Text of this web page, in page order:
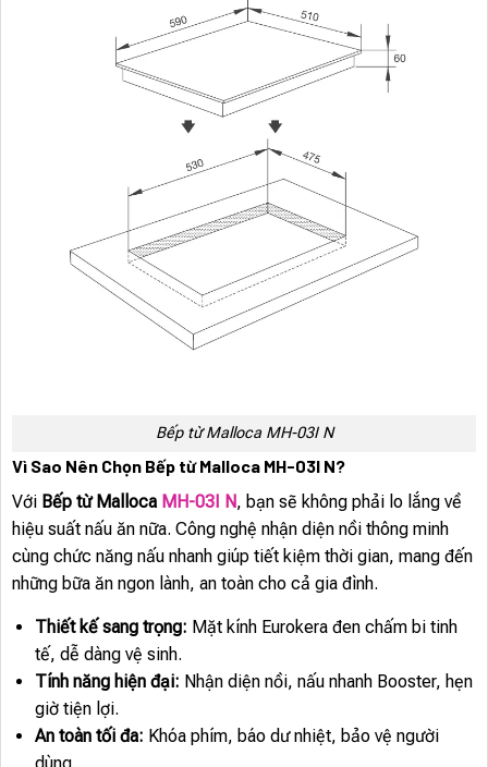
Bếp từ Malloca MH-03I N
Vì Sao Nên Chọn Bếp từ Malloca MH-03I N?
Với Bếp từ Malloca MH-03I N, bạn sẽ không phải lo lắng về
hiệu suất nấu ăn nữa. Công nghệ nhận diện nồi thông minh
cùng chức năng nấu nhanh giúp tiết kiệm thời gian, mang đến
những bữa ăn ngon lành, an toàn cho cả gia đình.
Thiết kế sang trọng: Mặt kính Eurokera đen chấm bi tinh
tế, dễ dàng vệ sinh.
Tính năng hiện đại: Nhận diện nồi, nấu nhanh Booster, hẹn
giờ tiện lợi.
An toàn tối đa: Khóa phím, báo dư nhiệt, bảo vệ người